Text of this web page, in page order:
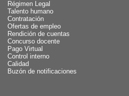
Régimen Legal
Talento humano
Contratación
Ofertas de empleo
Rendición de cuentas
Concurso docente
Pago Virtual
Control interno
Calidad
Buzón de notificaciones